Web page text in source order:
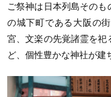
ご祭神は日本列島その
の城下町である大阪の
宮、文楽の先覚諸霊を祀
ど、個性豊かな神社が建